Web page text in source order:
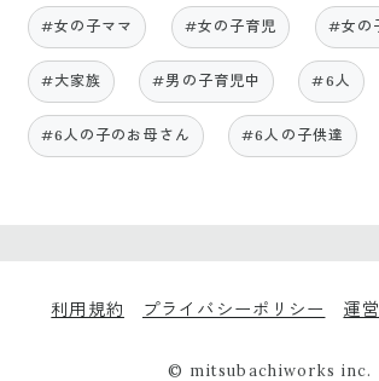
#女の子ママ #女の子育児 #女の
#大家族 #男の子育児中 #6人
#6人の子のお母さん #6人の子供達
利用規約 プライバシーポリシー 運
© mitsubachiworks inc.